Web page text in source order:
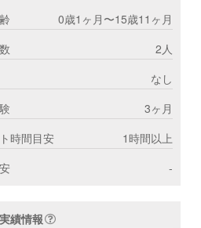
0歳1ヶ月〜15歳11ヶ月
2人
なし
3ヶ月
時間目安
1時間以上
-
績情報